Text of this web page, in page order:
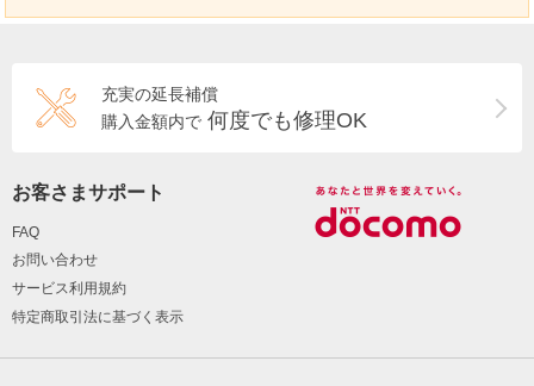
充実の延長補償
購入金額内で 何度でも修理OK
お客さまサポート
FAQ
お問い合わせ
サービス利用規約
特定商取引法に基づく表示